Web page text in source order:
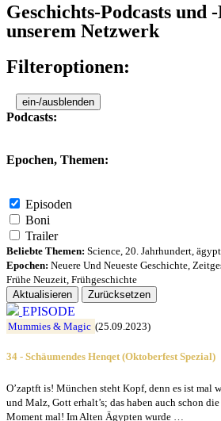
Geschichts-Podcasts und
unserem Netzwerk
Filteroptionen:
ein-/ausblenden
Podcasts:
Epochen, Themen:
Episoden
Boni
Trailer
Beliebte Themen: Science 20. Jahrhundert
Epochen: Neuere Und Neueste Geschichte
Frühe Neuzeit Frühgeschichte
Aktualisieren
Zurücksetzen
EPISODE
Mummies & Magic (25.09.2023)
34 - Schäumendes Henqet (Oktoberfest Spezial)
O’zaptft is! München steht Kopf, denn es ist mal
und Malz, Gott erhalt’s; das haben auch schon
Moment mal! Im Alten Ägypten wurde …